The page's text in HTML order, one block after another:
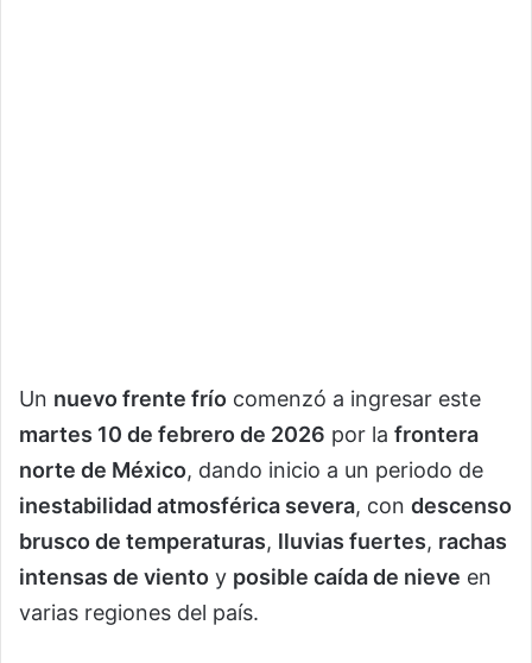
Un nuevo frente frío comenzó a ingresar este
martes 10 de febrero de 2026 por la frontera
norte de México, dando inicio a un periodo de
inestabilidad atmosférica severa, con descenso
brusco de temperaturas, lluvias fuertes, rachas
intensas de viento y posible caída de nieve en
varias regiones del país.